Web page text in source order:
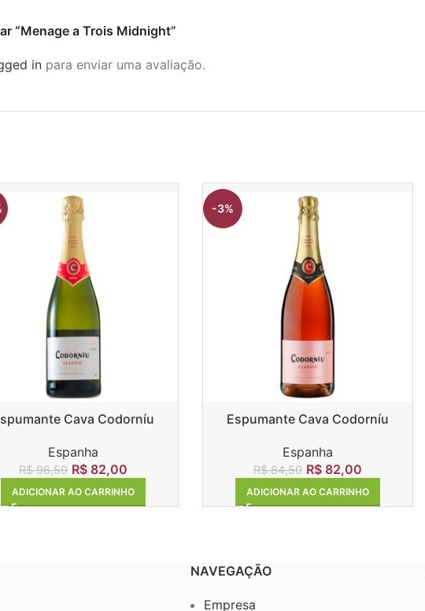
“Menage a Trois Midnight”
in para enviar uma avaliação.
Cava Codorníu
Espanha
R$96,50 R$ 82,00
ADICIONAR AO CARRINHO
-3%
Espumante Cava Codorníu
Espanha
R$84,50 R$ 82,00
ADICIONAR AO CARRINHO
NAVEGAÇÃO
Empresa